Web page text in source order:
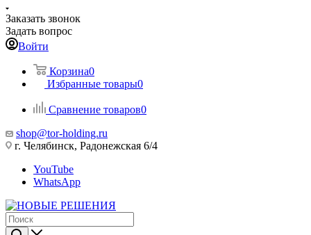
Заказать звонок
Задать вопрос
Войти
Корзина0
Избранные товары0
Сравнение товаров0
shop@tor-holding.ru
г. Челябинск, Радонежская 6/4
YouTube
WhatsApp